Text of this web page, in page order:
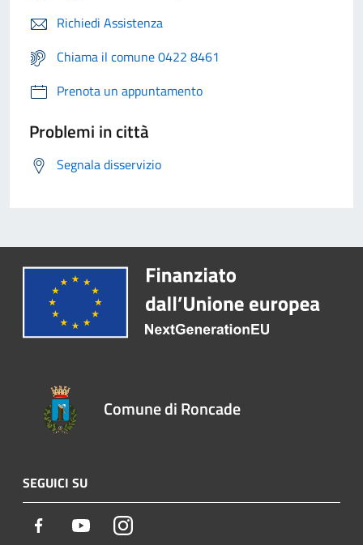
Richiedi Assistenza
Chiama il comune 0422 8461
Prenota un appuntamento
Problemi in città
Segnala disservizio
Comune di Roncade
SEGUICI SU
Facebook YoutubeInstagram